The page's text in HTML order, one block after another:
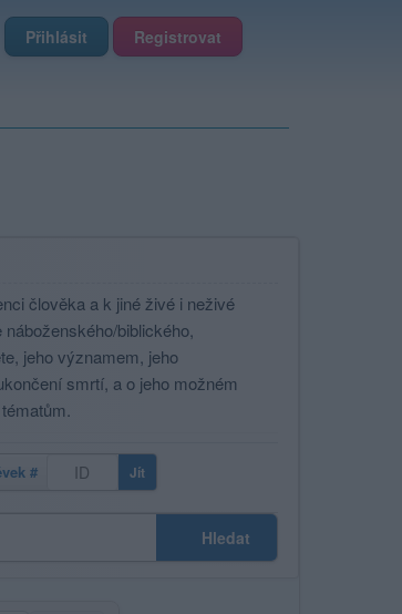
Přihlásit Registrovat
člověka a k jiné živé i neživé
biblického,
jeho významem, jeho
smrtí, a o jeho možném
# Jít
Hledat